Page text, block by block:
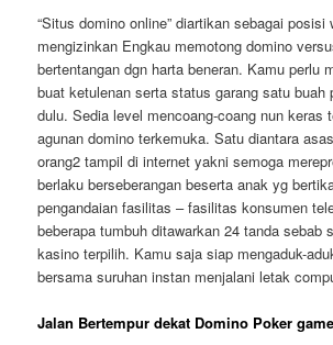
“Situs domino online” diartikan sebagai posisi
mengizinkan Engkau memotong domino
bertentangan dgn harta beneran. Kamu perlu
buat ketulenan serta status garang satu buah
dulu. Sedia level mencoang-coang nun keras
agunan domino terkemuka. Satu diantara
orang2 tampil di internet yakni semoga
berlaku berseberangan beserta anak yg
pengandaian fasilitas – fasilitas konsumen
beberapa tumbuh ditawarkan 24 tanda sebab
kasino terpilih. Kamu saja siap mengaduk-
bersama suruhan instan menjalani letak
Jalan Bertempur dekat Domino Poker game